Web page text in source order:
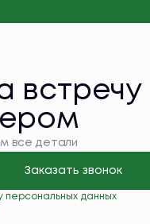
встречу
все детали
Заказать звонок
персональных данных